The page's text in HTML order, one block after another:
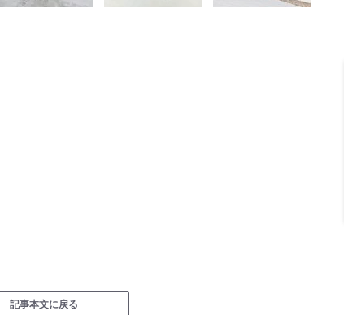
記事本文に戻る